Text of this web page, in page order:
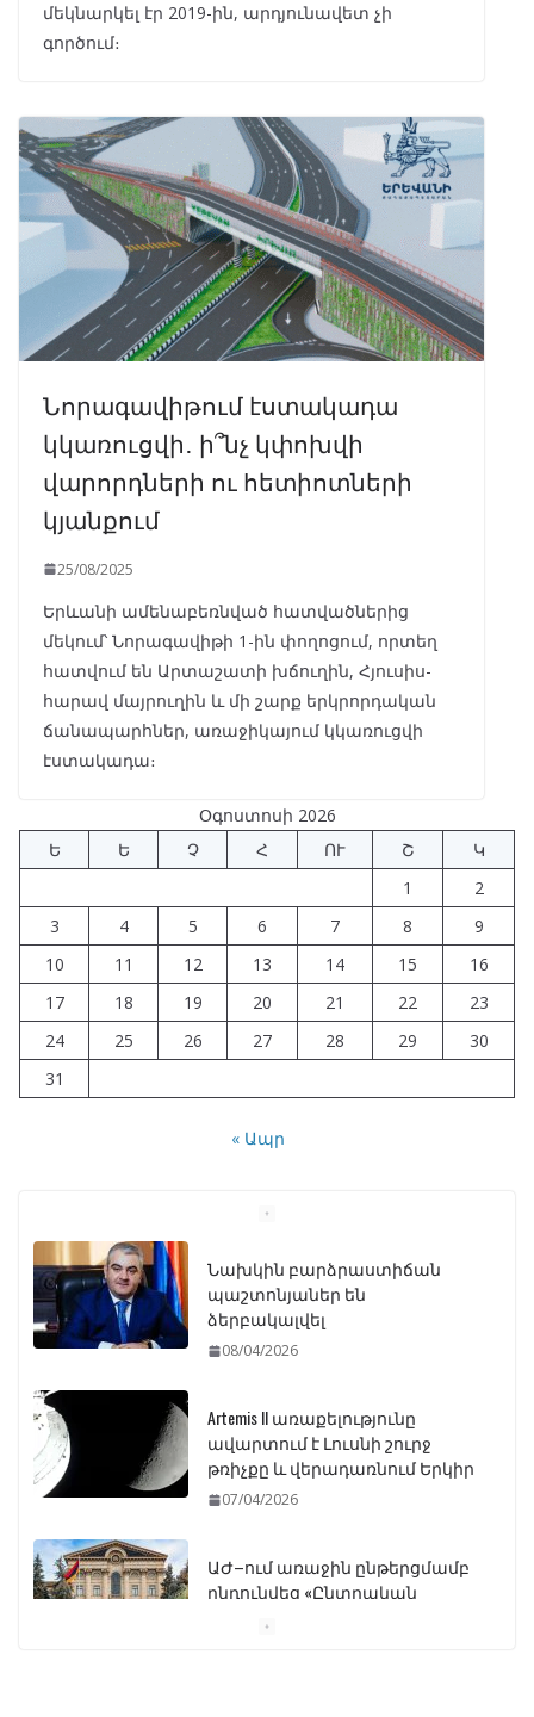
մեկնարկել էր 2019-ին, արդյունավետ չի
գործում։
Նորագավիթում էստակադա
կկառուցվի․ ի՞նչ կփոխվի
վարորդների ու հետիոտների
կյանքում
25/08/2025
Երևանի ամենաբեռնված հատվածներից
մեկում՝ Նորագավիթի 1-ին փողոցում, որտեղ
հատվում են Արտաշատի խճուղին, Հյուսիս-
հարավ մայրուղին և մի շարք երկրորդական
ճանապարհներ, առաջիկայում կկառուցվի
էստակադա։
Օգոստոսի 2026
Ե
Ե Չ Հ ՈՒ Շ
Կ
1
2
3
4 5 6 7 8
9
10
11 12 13 14 15
16
17
18 19 20 21 22
23
24
25 26 27 28 29
30
31
« Ապր
Նախկին բարձրաստիճան
պաշտոնյաներ են
ձերբակալվել
08/04/2026
Artemis II առաքելությունը
ավարտում է Լուսնի շուրջ
թռիչքը և վերադառնում Երկիր
07/04/2026
ԱԺ–ում առաջին ընթերցմամբ
ընդունվեց «Ընտրական